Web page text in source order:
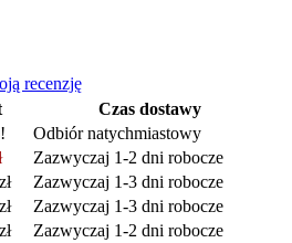
recenzję
Czas dostawy
Odbiór natychmiastowy
Zazwyczaj 1-2 dni robocze
Zazwyczaj 1-3 dni robocze
Zazwyczaj 1-3 dni robocze
Zazwyczaj 1-2 dni robocze